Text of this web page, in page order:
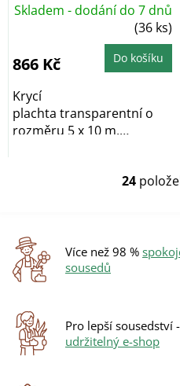
Skladem - dodání do 7 dnů
(36 ks)
866 Kč Do košíku
Krycí
plachta transparentní o
rozměru 5 x 10 m,
24
Více než 98 %
sousedů
Pro lepší sousedství -
udržitelný e-shop